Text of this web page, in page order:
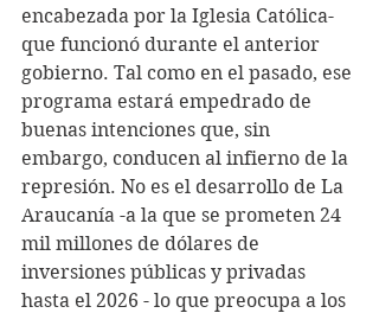
encabezada por la Iglesia Católica-
que funcionó durante el anterior
gobierno. Tal como en el pasado, ese
programa estará empedrado de
buenas intenciones que, sin
embargo, conducen al infierno de la
represión. No es el desarrollo de La
Araucanía -a la que se prometen 24
mil millones de dólares de
inversiones públicas y privadas
hasta el 2026 - lo que preocupa a los